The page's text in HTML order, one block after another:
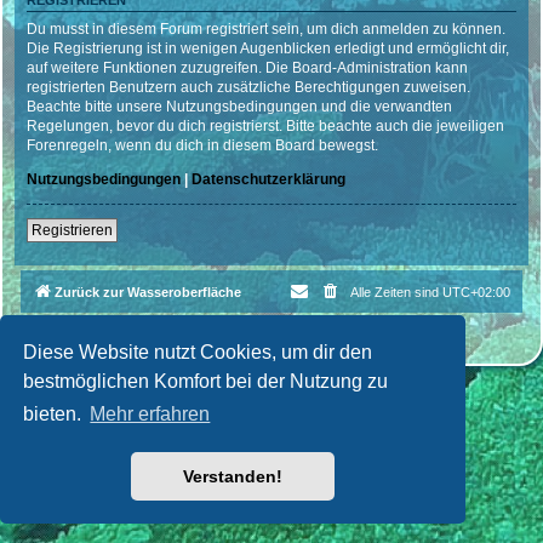
Diese Website nutzt Cookies, um dir den
bestmöglichen Komfort bei der Nutzung zu
bieten. Mehr erfahren
Verstanden!
Du musst in diesem Forum registriert sein, um dich anmelden zu können.
Die Registrierung ist in wenigen Augenblicken erledigt und ermöglicht dir,
auf weitere Funktionen zuzugreifen. Die Board-Administration kann
registrierten Benutzern auch zusätzliche Berechtigungen zuweisen.
Beachte bitte unsere Nutzungsbedingungen und die verwandten
Regelungen, bevor du dich registrierst. Bitte beachte auch die jeweiligen
Forenregeln, wenn du dich in diesem Board bewegst.
Nutzungsbedingungen | Datenschutzerklärung
Registrieren
Zurück zur Wasseroberfläche Alle Zeiten sind UTC+02:00
Deutsche Übersetzung durch
phpBB.de| Style par